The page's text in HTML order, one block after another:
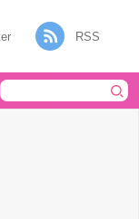
RSS